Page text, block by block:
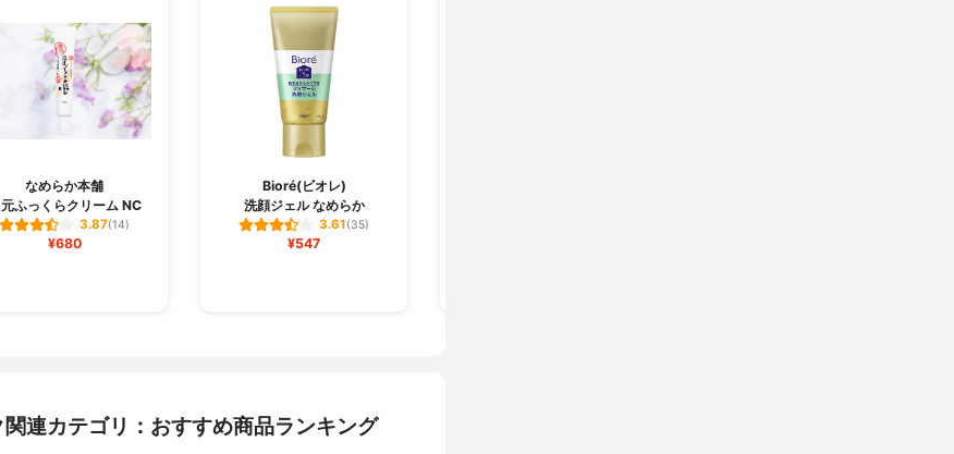
なめらか本舗
ふっくらクリーム NC
3.87(14)
¥680
Bioré(ビオレ)
洗顔ジェル なめらか
3.61(35)
¥547
連カテゴリ：おすすめ商品ランキング